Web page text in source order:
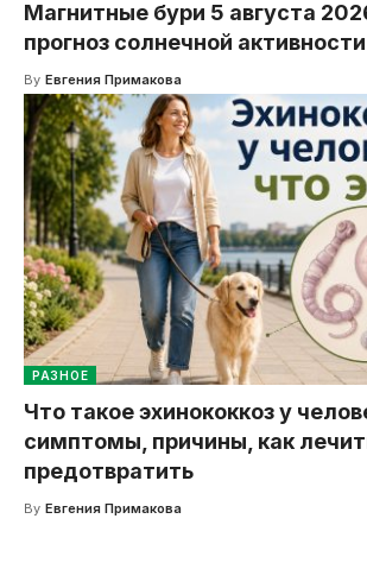
Магнитные бури 5 августа
прогноз солнечной
By Евгения Примакова
РАЗНОЕ
Что такое эхинококкоз у
симптомы, причины, как
предотвратить
By Евгения Примакова